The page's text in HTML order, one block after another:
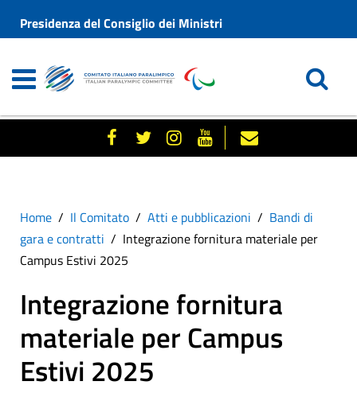
Presidenza del Consiglio dei Ministri
Home Il Comitato Atti e pubblicazioni
Bandi di
gara e contratti
Integrazione fornitura materiale per
Campus Estivi 2025
Integrazione fornitura
materiale per Campus
Estivi 2025